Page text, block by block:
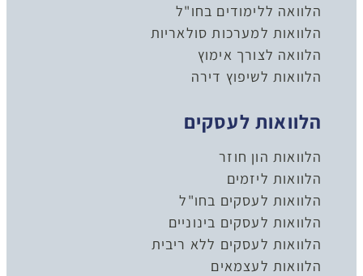
הלוואה ללימודים בחו"ל
הלוואות למערכות סולאריות
הלוואה לצורך אימוץ
הלוואות לשיפוץ דירה
הלוואות לעסקים
הלוואות הון חוזר
הלוואות ליזמים
הלוואות לעסקים בחו"ל
הלוואות לעסקים בינוניים
הלוואות לעסקים ללא ריבית
הלוואות לעצמאים